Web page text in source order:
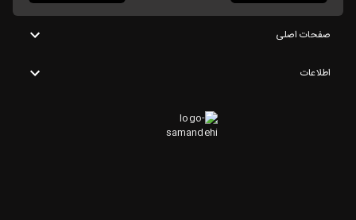
صفحات اصلی
اطلاعات